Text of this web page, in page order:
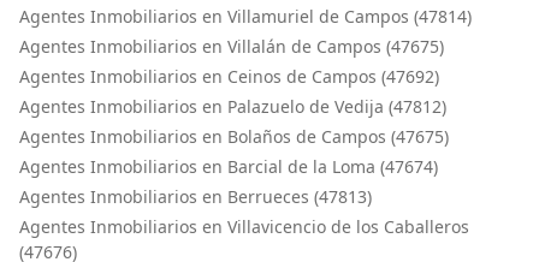
Agentes Inmobiliarios en Villamuriel de Campos (47814)
Agentes Inmobiliarios en Villalán de Campos (47675)
Agentes Inmobiliarios en Ceinos de Campos (47692)
Agentes Inmobiliarios en Palazuelo de Vedija (47812)
Agentes Inmobiliarios en Bolaños de Campos (47675)
Agentes Inmobiliarios en Barcial de la Loma (47674)
Agentes Inmobiliarios en Berrueces (47813)
Agentes Inmobiliarios en Villavicencio de los Caballeros
(47676)